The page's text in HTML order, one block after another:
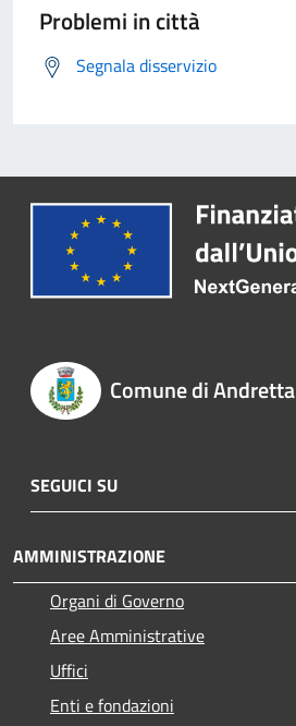
Problemi in città
Segnala disservizio
Comune di Andretta
SEGUICI SU
AMMINISTRAZIONE
Organi di Governo
Aree Amministrative
Uffici
Enti e fondazioni